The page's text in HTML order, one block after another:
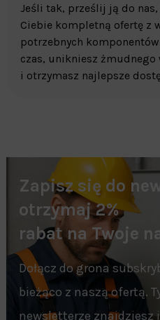
Jeśli tak, prześlij ją do
Ciebie kompletną ofertę z
potrzebnych
czas, unikniesz
i otrzymasz najlepsze
Zapisz się do
otrzymaj 2%
rabat na Twoje
Dołącz do grona
bieżąco z naszą ofertą.
newsletterze znajdziesz